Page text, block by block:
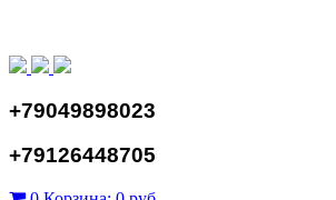
+79049898023
+79126448705